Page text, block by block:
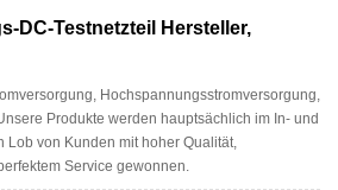
DC-Testnetzteil Hersteller,
Hochspannungsstromversorgung,
Produkte werden hauptsächlich im In- und
Lob von Kunden mit hoher Qualität,
Service gewonnen.